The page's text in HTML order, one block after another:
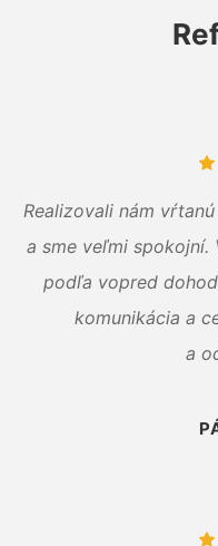
Realizovali nám
a sme veľmi spokojní.
podľa vopred
komunikácia a
a